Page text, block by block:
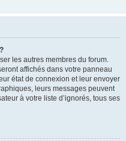
les autres membres du forum.
affichés dans votre panneau
état de connexion et leur envoyer
leurs messages peuvent
à votre liste d’ignorés, tous ses